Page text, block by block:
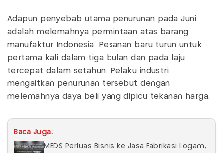
Adapun penyebab utama penurunan pada Juni
adalah melemahnya permintaan atas barang
manufaktur Indonesia. Pesanan baru turun untuk
pertama kali dalam tiga bulan dan pada laju
tercepat dalam setahun. Pelaku industri
mengaitkan penurunan tersebut dengan
melemahnya daya beli yang dipicu tekanan harga.
Baca Juga:
MEDS Perluas Bisnis ke Jasa Fabrikasi Logam,